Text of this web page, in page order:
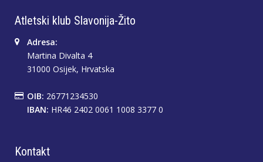
Atletski klub Slavonija-Žito
Adresa:
Martina Divalta 4
31000 Osijek, Hrvatska
OIB: 26771234530
IBAN: HR46 2402 0061 1008 3377 0
Kontakt